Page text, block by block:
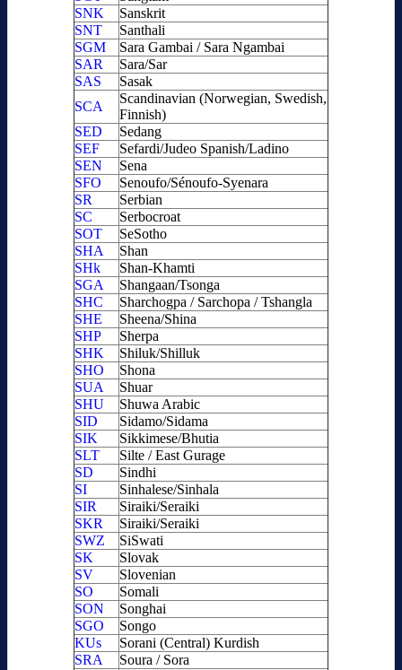
SNK
Sanskrit
SNT
Santhali
SGM
Sara Gambai / Sara Ngambai
SAR
Sara/Sar
SAS
Sasak
SCA
Scandinavian (Norwegian, Swedish,
Finnish)
SED
Sedang
SEF
Sefardi/Judeo Spanish/Ladino
SEN
Sena
SFO
Senoufo/Sénoufo-Syenara
SR
Serbian
SC
Serbocroat
SOT
SeSotho
SHA
Shan
SHk
Shan-Khamti
SGA
Shangaan/Tsonga
SHC
Sharchogpa / Sarchopa / Tshangla
SHE
Sheena/Shina
SHP
Sherpa
SHK
Shiluk/Shilluk
SHO
Shona
SUA
Shuar
SHU
Shuwa Arabic
SID
Sidamo/Sidama
SIK
Sikkimese/Bhutia
SLT
Silte / East Gurage
SD
Sindhi
SI
Sinhalese/Sinhala
SIR
Siraiki/Seraiki
SKR
Siraiki/Seraiki
SWZ
SiSwati
SK
Slovak
SV
Slovenian
SO
Somali
SON
Songhai
SGO
Songo
KUs
Sorani (Central) Kurdish
SRA
Soura / Sora